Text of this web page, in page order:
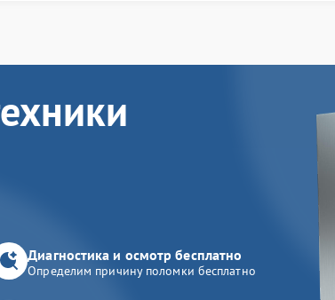
Диагностика и осмотр бесплатно
Определим причину поломки бесплатно